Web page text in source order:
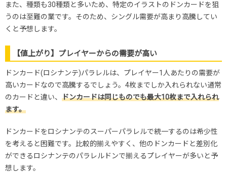
また、種類も30種類と多いため、特定のイラストのドンカードを狙
うのは至難の業です。そのため、シングル需要が高まり高騰してい
くと予想します。
【値上がり】プレイヤーからの需要が高い
ドンカード(ロシナンテ)パラレルは、プレイヤー1人あたりの需要が
高いカードなので高騰するでしょう。4枚までしか入れられない通常
のカードと違い、 ドンカードは同じものでも最大10枚まで入れられ
ます。
ドンカードをロシナンテのスーパーパラレルで統一するのは希少性
を考えると困難です。比較的揃えやすく、他のドンカードと差別化
ができるロシナンテのパラレルドンで揃えるプレイヤーが多いと予
想します。